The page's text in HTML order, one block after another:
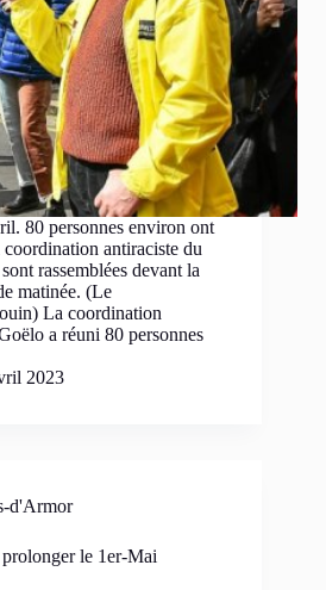
80 personnes environ ont
antiraciste du
rassemblées devant la
matinée. (Le
La coordination
a réuni 80 personnes
2023
d'Armor
le 1er-Mai